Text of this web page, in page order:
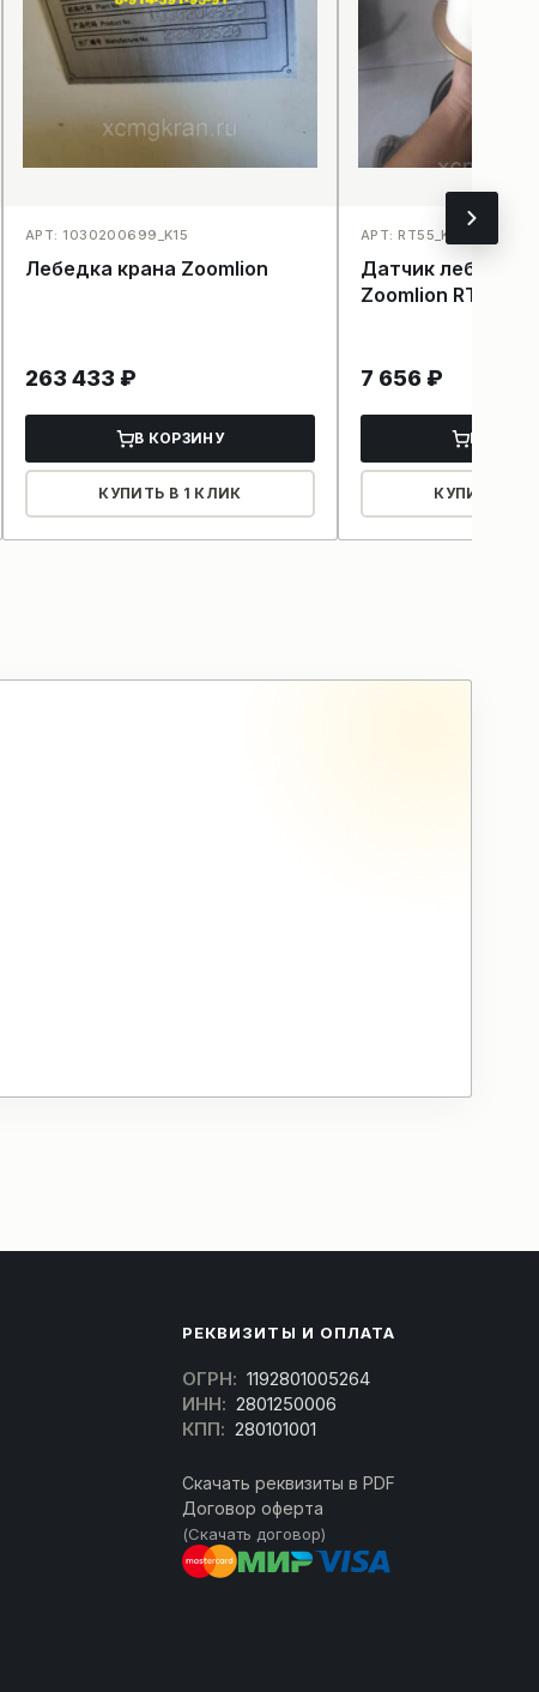
АРТ: 1030200699_K15
Лебедка крана Zoomlion
263 433 ₽
В КОРЗИНУ
КУПИТЬ В 1 КЛИК
АРТ: RT55_K18
Датчик лебедки
Zoomlion RT55
7 656 ₽
В
КУПИТЬ В 1
РЕКВИЗИТЫ И ОПЛАТА
ОГРН: 1192801005264
ИНН: 2801250006
КПП: 280101001
Скачать реквизиты в PDF
Договор оферта
(Скачать договор)